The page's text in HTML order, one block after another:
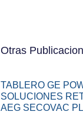
Otras
TABLERO GE
SOLUCIONES
AEG SECOVAC